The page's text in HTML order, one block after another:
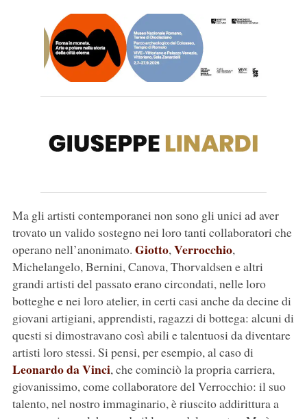
Ma gli artisti contemporanei non sono gli unici ad aver
trovato un valido sostegno nei loro tanti collaboratori che
operano nell’anonimato. Giotto,Verrocchio,
Michelangelo, Bernini, Canova, Thorvaldsen e altri
grandi artisti del passato erano circondati, nelle loro
botteghe e nei loro atelier, in certi casi anche da decine di
giovani artigiani, apprendisti, ragazzi di bottega: alcuni di
questi si dimostravano così abili e talentuosi da diventare
artisti loro stessi. Si pensi, per esempio, al caso di
Leonardo da Vinci, che cominciò la propria carriera,
giovanissimo, come collaboratore del Verrocchio: il suo
talento, nel nostro immaginario, è riuscito addirittura a